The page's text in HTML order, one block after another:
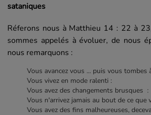
sataniques
Réferons nous à Matthieu 14 : 22 à
sommes appelés à évoluer, de nous
nous remarquons :
Vous avancez vous ... puis vous
Vous vivez en mode ralenti :
Vous avez des changements brusques :
Vous n'arrivez jamais au bout de ce que
Vous avez des fins malheureuses,